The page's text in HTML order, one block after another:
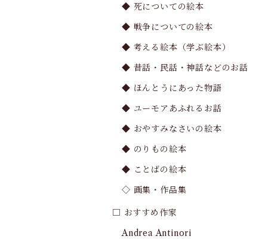
◆ 死についての絵本
◆ 戦争についての絵本
◆ 考える絵本（学ぶ絵本）
◆ 昔話・民話・神話などのお話
◆ ほんとうにあった物語
◆ ユーモアあふれるお話
◆ おやすみなさいの絵本
◆ のりもの絵本
◆ ことばの絵本
◇ 画集・作品集
□ おすすめ作家
Andrea Antinori